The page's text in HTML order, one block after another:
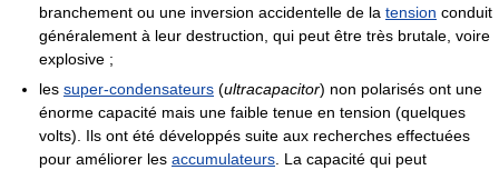
branchement ou une inversion accidentelle de la tension conduit
généralement à leur destruction, qui peut être très brutale, voire
explosive ;
les super-condensateurs (ultracapacitor) non polarisés ont une
énorme capacité mais une faible tenue en tension (quelques
volts). Ils ont été développés suite aux recherches effectuées
pour améliorer les accumulateurs . La capacité qui peut